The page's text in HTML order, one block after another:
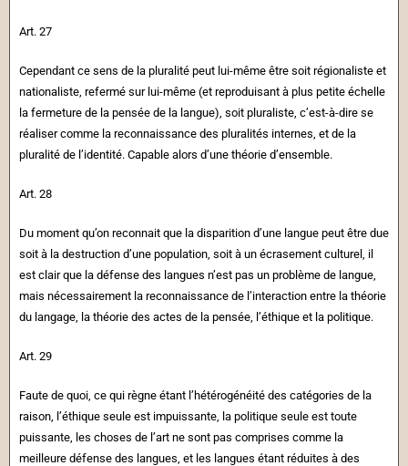
Art. 27
Cependant ce sens de la pluralité peut lui-même être soit régionaliste et
nationaliste, refermé sur lui-même (et reproduisant à plus petite échelle
la fermeture de la pensée de la langue), soit pluraliste, c’est-à-dire se
réaliser comme la reconnaissance des pluralités internes, et de la
pluralité de l’identité. Capable alors d’une théorie d’ensemble.
Art. 28
Du moment qu’on reconnait que la disparition d’une langue peut être due
soit à la destruction d’une population, soit à un écrasement culturel, il
est clair que la défense des langues n’est pas un problème de langue,
mais nécessairement la reconnaissance de l’interaction entre la théorie
du langage, la théorie des actes de la pensée, l’éthique et la politique.
Art. 29
Faute de quoi, ce qui règne étant l’hétérogénéité des catégories de la
raison, l’éthique seule est impuissante, la politique seule est toute
puissante, les choses de l’art ne sont pas comprises comme la
meilleure défense des langues, et les langues étant réduites à des